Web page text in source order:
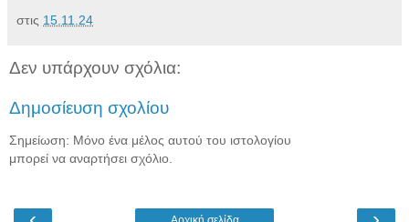
στις 15.11.24
Δεν υπάρχουν σχόλια:
Δημοσίευση σχολίου
Σημείωση: Μόνο ένα μέλος αυτού του ιστολογίου
μπορεί να αναρτήσει σχόλιο.